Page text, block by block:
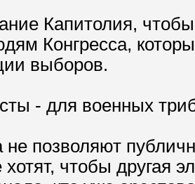
Капитолия,
Конгресса,
выборов.
- для военных
не позволяют
хотят, чтобы другая